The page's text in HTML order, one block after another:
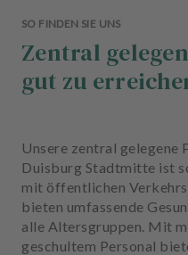
SO FINDEN SIE UNS
Zentral
gut zu
Unsere zentral gelegene
Duisburg Stadtmitte ist
mit öffentlichen
bieten umfassende
alle Altersgruppen. Mit
geschultem Personal